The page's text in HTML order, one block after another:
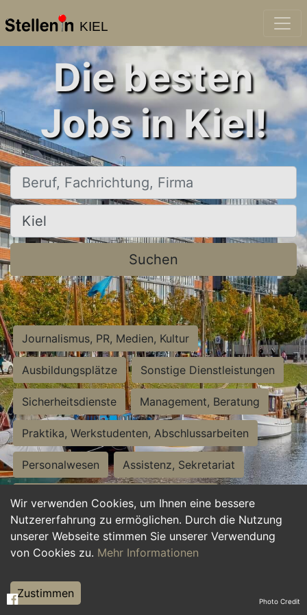
KIEL
Wir verwenden Cookies, um Ihnen eine bessere
Nutzererfahrung zu ermöglichen. Durch die Nutzung
unserer Webseite stimmen Sie unserer Verwendung
von Cookies zu. Mehr Informationen
Zustimmen
Die besten
Jobs in Kiel!
Beruf, Fachrichtung, Firma
Ort, Stadt
Suchen
Journalismus, PR, Medien, Kultur
Ausbildungsplätze Sonstige Dienstleistungen
Sicherheitsdienste Management, Beratung
Praktika, Werkstudenten, Abschlussarbeiten
Personalwesen Assistenz, Sekretariat
Hilfskräfte, Aushilfs- und Nebenjobs
Einkauf, Logistik, Materialwirtschaft
Weiterbildung, Studium, duale Ausbildung
Tourismus
Photo Credit